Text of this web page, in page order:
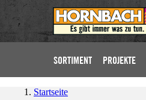
SORTIMENT PROJEKTE
Startseite